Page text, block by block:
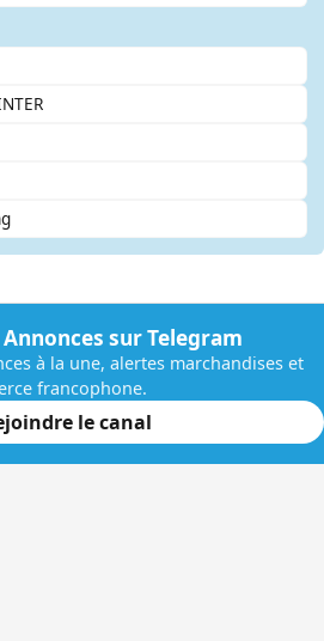
Annonces sur Telegram
à la une, alertes marchandises et
francophone.
le canal